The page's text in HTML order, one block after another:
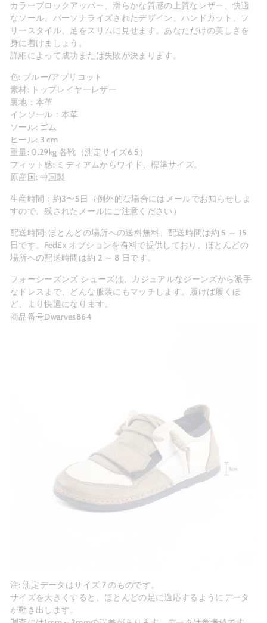
Facebook
X
Pinterest
カラーブロックアッパー、滑らかな質感の上質なレザー、快適
なソール、パーソナライズされたデザイン、ハンドカット、フ
リースタイル、足をスリムに見せます。あなただけの美しさを
身に着けましょう。
詳細によって成功または失敗が決まります。
色: ブルー/アプリコット
素材: トップレイヤーレザー
裏地：本革
インソール：本革
ソール: ゴム
ヒール: 3 cm
重量: 0.29kg 各靴（測定サイズ6.5）
フィット感: ミディアムからワイド、標準サイズ。
原産国: 中国製
生産時間：約3〜5日（例外的な場合にはメールでお知らせしま
すので、残されたメールにご注意ください）
配送時間: ほとんどの場所への送料無料、配送時間は約 5 ～ 15
日です。FedEx オプションを有料で提供しており、ほとんどの
場所への配送時間は約 2 ～ 8 日です。
フォーシーズンズ シューズは、カジュアルなジーンズから派手
なドレスまで、どんな服装にもマッチします。履けば履くほ
ど、より快適になります。
商品番号Dwarves864
注: 測定データはサイズ 7 のものです。
サイズを大きくすると、ほとんどの足に適応するようにデータ
が動き出します。